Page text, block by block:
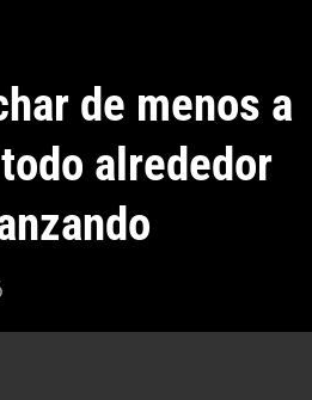
de menos a
alrededor